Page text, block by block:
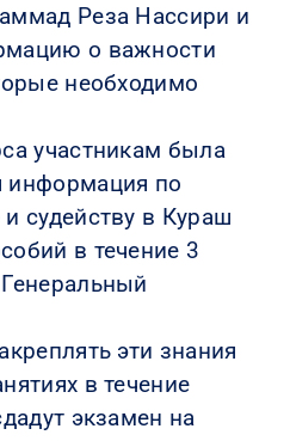
Реза Нассири и
о важности
необходимо
участникам была
информация по
судейству в Кураш
в течение 3
эти знания
в течение
экзамен на